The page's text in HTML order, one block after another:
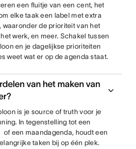
een fluitje van een cent, het
elke taak een label met extra
waaronder de prioriteit van het
werk, en meer. Schakel tussen
en je dagelijkse prioriteiten
weet wat er op de agenda staat.
van het maken van
is je source of truth voor je
In tegenstelling tot een
of een maandagenda, houdt een
taken bij op één plek.